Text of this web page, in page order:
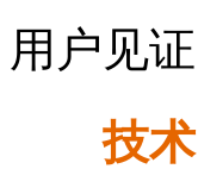
用户见证
技术